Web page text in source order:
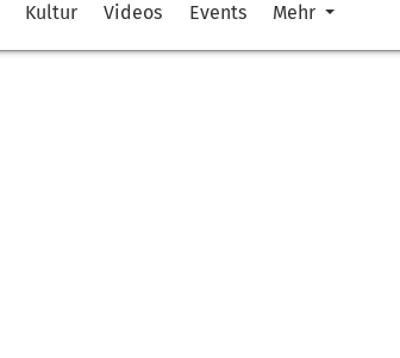
Kultur Videos Events Mehr